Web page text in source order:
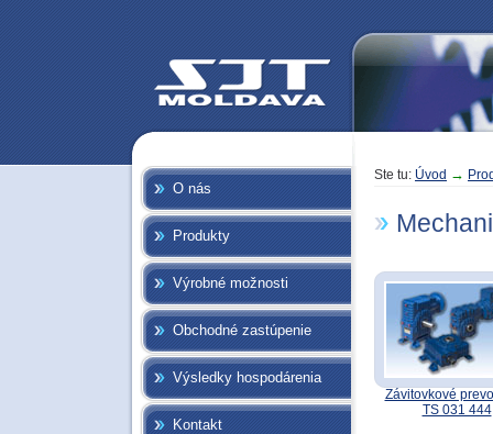
Ste tu: Úvod →
Závitovkové
TS 031 444
O nás
Produkty
Výrobné možnosti
Obchodné zastúpenie
Výsledky hospodárenia
Kontakt